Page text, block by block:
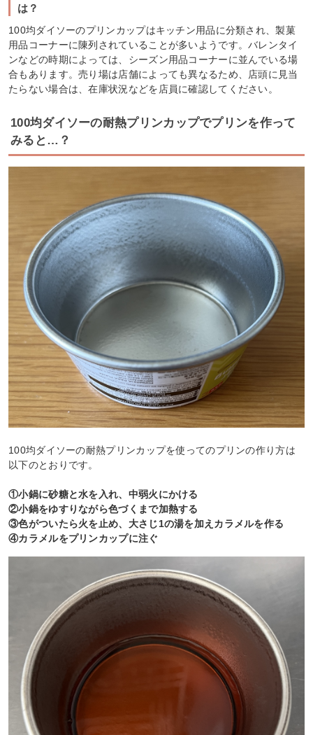
は？
100均ダイソーのプリンカップはキッチン用品に分類され、製菓
用品コーナーに陳列されていることが多いようです。バレンタイ
ンなどの時期によっては、シーズン用品コーナーに並んでいる場
合もあります。売り場は店舗によっても異なるため、店頭に見当
たらない場合は、在庫状況などを店員に確認してください。
100均ダイソーの耐熱プリンカップでプリンを作って
みると…？
100均ダイソーの耐熱プリンカップを使ってのプリンの作り方は
以下のとおりです。
①小鍋に砂糖と水を入れ、中弱火にかける
②小鍋をゆすりながら色づくまで加熱する
③色がついたら火を止め、大さじ1の湯を加えカラメルを作る
④カラメルをプリンカップに注ぐ